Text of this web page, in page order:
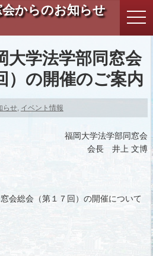
からのお知らせ
大学法学部同窓会
）の開催のご案内
らせ, イベント情報
福岡大学法学部同窓会
会長 井上 文博
会総会（第１７回）の開催について